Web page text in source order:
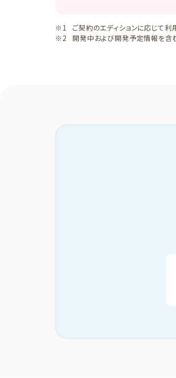
ご契約のエディションに応じて
開発中および開発予定情報を含